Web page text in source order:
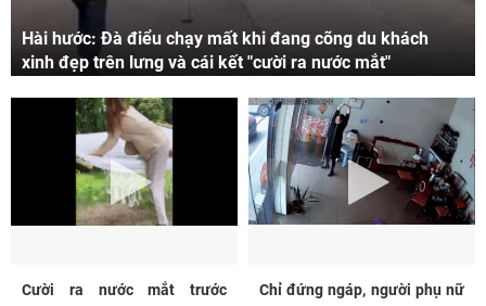
Hài hước: Đà điểu chạy mất khi đang cõng du khách
xinh đẹp trên lưng và cái kết "cười ra nước mắt"
Cười ra nước mắt trước
Chỉ đứng ngáp, người phụ nữ